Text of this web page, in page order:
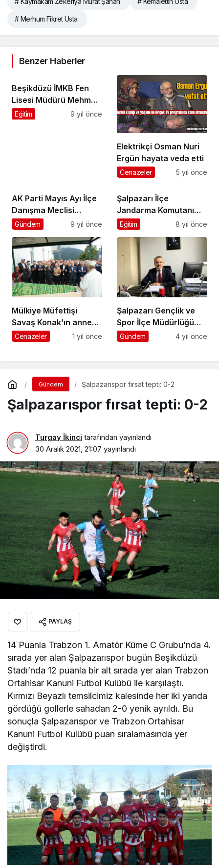
# Merhum Fikret Usta
Benzer Haberler
Beşikdüzü İMKB Fen
Lisesi Müdürü Mehmet
Halcı’yı ziyaret ettik
Eğitim 9 yıl önce
Elektrikçi Osman Nuri
Ergün hayata veda etti
Cenazeler 5 yıl önce
AK Parti Mayıs Ayı İlçe
Danışma Meclisi
Toplantısı yapıldı
Gündem 9 yıl önce
Şalpazarı İlçe
Jandarma Komutanı
Serdar Ceylan
Eğitim 8 yıl önce
Mülkiye Müfettişi
Savaş Konak’ın annesi
Hava Konak’ın
Cenazeler 1 yıl önce
Şalpazarı Gençlik ve
Spor İlçe Müdürlüğü
görevine Murat Ayaz
Gündem 4 yıl önce
Gündem Şalpazarıspor fırsat tepti: 0-2
Şalpazarıspor fırsat tepti: 0-2
Turgay İkinci tarafından yayınlandı
30 Aralık 2021, 21:07 yayınlandı
PAYLAŞ
14 Puanla Trabzon 1. Amatör Küme C Grubu’nda 4.
sırada yer alan Şalpazarıspor bugün Beşikdüzü
Stadı’nda 12 puanla bir alt sırada yer alan Trabzon
Ortahisar Kanuni Futbol Kulübü ile karşılaştı.
Kırmızı Beyazlı temsilcimiz kalesinde her iki yarıda
gördüğü gollerle sahadan 2-0 yenik ayrıldı. Bu
sonuçla Şalpazarıspor ve Trabzon Ortahisar
Kanuni Futbol Kulübü puan sıralamasında yer
değiştirdi.